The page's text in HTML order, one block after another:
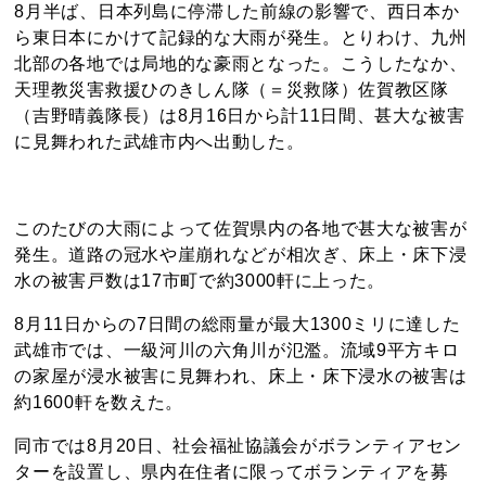
8月半ば、日本列島に停滞した前線の影響で、西日本か
ら東日本にかけて記録的な大雨が発生。とりわけ、九州
北部の各地では局地的な豪雨となった。こうしたなか、
天理教災害救援ひのきしん隊（＝災救隊）佐賀教区隊
（吉野晴義隊長）は8月16日から計11日間、甚大な被害
に見舞われた武雄市内へ出動した。
このたびの大雨によって佐賀県内の各地で甚大な被害が
発生。道路の冠水や崖崩れなどが相次ぎ、床上・床下浸
水の被害戸数は17市町で約3000軒に上った。
8月11日からの7日間の総雨量が最大1300ミリに達した
武雄市では、一級河川の六角川が氾濫。流域9平方キロ
の家屋が浸水被害に見舞われ、床上・床下浸水の被害は
約1600軒を数えた。
同市では8月20日、社会福祉協議会がボランティアセン
ターを設置し、県内在住者に限ってボランティアを募